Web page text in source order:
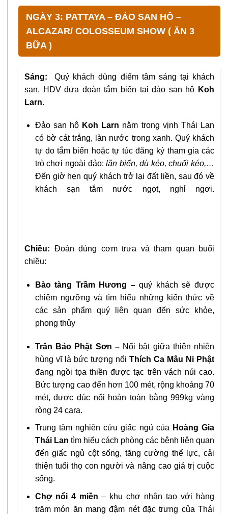
NGÀY 3: PATTAYA – ĐẢO SAN HÔ –
ALCAZAR/ COLOSSEUM SHOW ( ĂN 3
BỮA )
Sáng: Quý khách dùng điểm tâm sáng tại khách
sạn, HDV đưa đoàn tắm biển tại đảo san hô Koh
Larn.
Đảo san hô Koh Larn nằm trong vịnh Thái Lan
có bờ cát trắng, làn nước trong xanh. Quý khách
tự do tắm biển hoặc tự túc đăng ký tham gia các
trò chơi ngoài đảo:lặn biển, dù kéo, chuối kéo,…
Đến giờ hẹn quý khách trở lại đất liền, sau đó về
khách sạn tắm nước ngọt, nghỉ ngơi.
Chiều: Đoàn dùng cơm trưa và tham quan buổi
chiều:
Bào tàng Trầm Hương –quý khách sẽ được
chiêm ngưỡng và tìm hiểu những kiến thức về
các sản phẩm quý liên quan đến sức khỏe,
phong thủy
Trân Bảo Phật Sơn – Nổi bật giữa thiên nhiên
hùng vĩ là bức tượng nổi Thích Ca Mâu Ni Phật
đang ngồi tọa thiền được tạc trên vách núi cao.
Bức tượng cao đến hơn 100 mét, rộng khoảng 70
mét, được đúc nổi hoàn toàn bằng 999kg vàng
ròng 24 cara.
Trung tâm nghiên cứu giấc ngủ của Hoàng Gia
Thái Lan tìm hiểu cách phòng các bệnh liên quan
đến giấc ngủ cột sống, tăng cường thể lực, cải
thiện tuổi thọ con người và nâng cao giá trị cuộc
sống.
Chợ nổi 4 miền – khu chợ nhân tạo với hàng
trăm món ăn mang đậm nét đặc trưng của Thái